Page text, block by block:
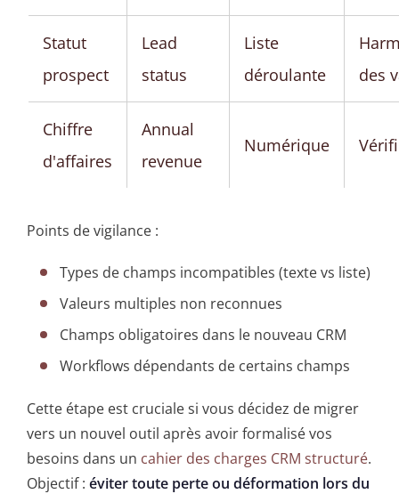
Statut
prospect
Lead
status
Liste
déroulante
des
Chiffre
d'affaires
Annual
revenue
Numérique
Points de vigilance :
Types de champs incompatibles (texte vs liste)
Valeurs multiples non reconnues
Champs obligatoires dans le nouveau CRM
Workflows dépendants de certains champs
Cette étape est cruciale si vous décidez de migrer
vers un nouvel outil après avoir formalisé vos
besoins dans un cahier des charges CRM structuré.
Objectif : éviter toute perte ou déformation lors du